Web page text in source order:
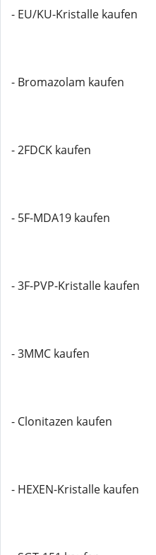
- EU/KU-Kristalle kaufen
- Bromazolam kaufen
- 2FDCK kaufen
- 5F-MDA19 kaufen
- 3F-PVP-Kristalle kaufen
- 3MMC kaufen
- Clonitazen kaufen
- HEXEN-Kristalle kaufen